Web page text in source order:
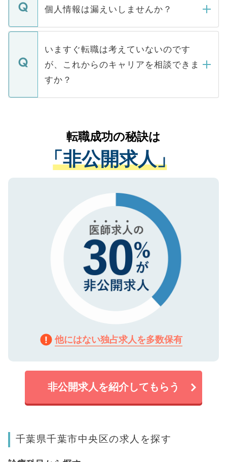
■応募殺到を避けるため 人気のある医療機
関を公にしてしまうと、応募が殺到する場
に、医療機関が求める条件に合った人材の
みを人材紹介会社に依頼するケースが増え
ています。
ん。また、仮に応募先から内定をいただい
定を承諾する必要はありません。内定先へ
の辞退の連絡はキャリアパートナーが行い
個人情報は漏えいしませんか？
個人情報が漏えいすることはありませんの
で、ご安心ください。当サイトからの登録
などで収集したご登録者様の個人情報は、
ご本人のキャリアアップおよび転職活動の
支援を目的に使用いたします。お預かりし
ているすべての個人データはご本人の許可
は、個人情報の取り扱いについての厳密な
管理基準を満たした事業者のみに付与され
る、プライバシーマークを取得済みです。
で、機密保持に関してもご安心ください。
いますぐ転職は考えていないのです
が、これからのキャリアを相談できま
すか？
かがいして、現在の医療機関の状況や紹介
経験をまじえながら、適切なアドバイスを
させていただきます。すぐにご転職をされ
ない方には、長期的なサポートが可能です
ので、まずはご登録ください。
転職成功の秘訣は
「非公開求人」
他にはない独占求人を多数保有
非公開求人を紹介してもらう
千葉県千葉市中央区の求人を探す